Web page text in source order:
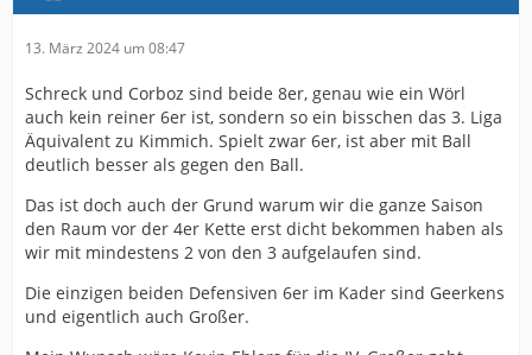
13. März 2024 um 08:47
Schreck und Corboz sind beide 8er, genau wie ein Wörl
auch kein reiner 6er ist, sondern so ein bisschen das 3. Liga
Äquivalent zu Kimmich. Spielt zwar 6er, ist aber mit Ball
deutlich besser als gegen den Ball.
Das ist doch auch der Grund warum wir die ganze Saison
den Raum vor der 4er Kette erst dicht bekommen haben als
wir mit mindestens 2 von den 3 aufgelaufen sind.
Die einzigen beiden Defensiven 6er im Kader sind Geerkens
und eigentlich auch Großer.